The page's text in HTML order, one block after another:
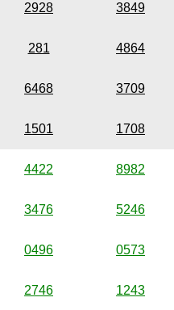
2928 3849
281 4864
6468 3709
1501 1708
4422 8982
3476 5246
0496 0573
2746 1243